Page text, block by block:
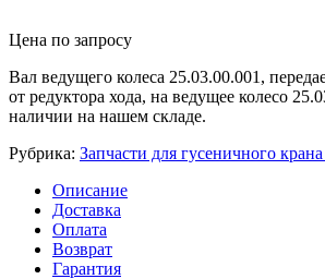
Цена по запросу
Вал ведущего колеса 25.03.00.001,
от редуктора хода, на ведущее колесо
наличии на нашем складе.
Рубрика: Запчасти для гусеничного
Описание
Доставка
Оплата
Возврат
Гарантия